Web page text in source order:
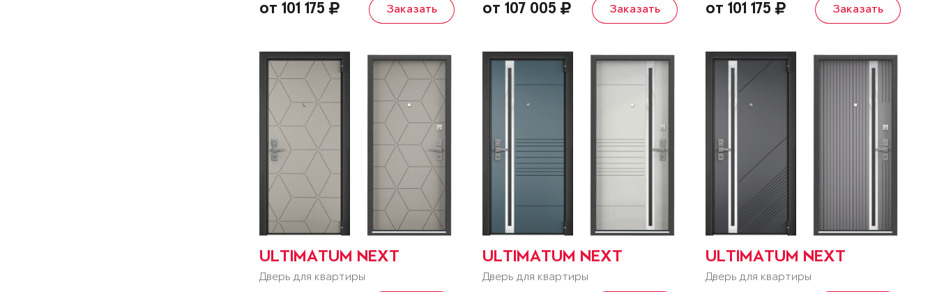
от 101 175 Заказать от 107 005 Заказать от 101 175 Заказать
ULTIMATUM NEXT
Дверь для квартиры
ULTIMATUM NEXT
Дверь для квартиры
ULTIMATUM NEXT
Дверь для квартиры